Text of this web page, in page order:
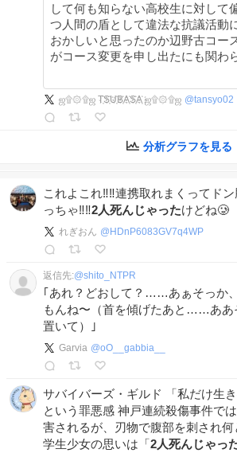
して何も知らない高校生に対して
つ人間の盾として違法な抗議活動に巻
おかしいと思ったのか辺野古コー
がコース変更を申し出たにも関わ
ஜ۩۞۩ஜ T҉S҉U҉B҉A҉S҉A҉ ஜ۩۞۩ஜ @tansyo02
分析グラフを見る
これよこれ‼️‼️連携取れまくってドン
っちゃ‼️‼️2人死んじゃったけどね🥲
れぎおん @ HDnP6083GV7q4WP
返信先:@shito_NTPR
｢あれ？どおして？……あぁそっか、
もんね〜（首を傾げたあと……ああ
置いて）｣
Garvia @oO__gabbia__
サバイバーズ・ギルド 「私だけ生き
という罪悪感 神戸連続殺傷事件で
害されるが、刃物で腹部を刺され
学生少女の思いは「2人死んじゃっ